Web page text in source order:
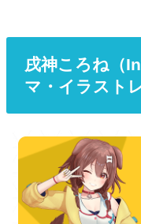
戌神ころね（
マ・イラスト